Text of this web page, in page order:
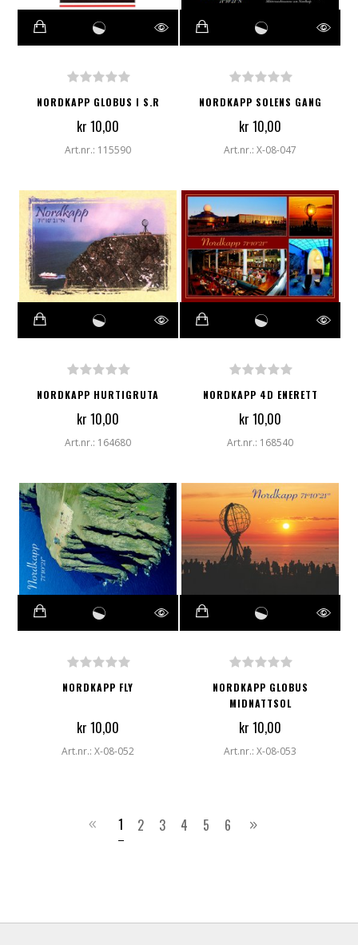
NORDKAPP GLOBUS I S.R
kr 10,00
Art.nr.: 115590
NORDKAPP SOLENS GANG
kr 10,00
Art.nr.: X-08-047
NORDKAPP HURTIGRUTA
kr 10,00
Art.nr.: 164680
NORDKAPP 4D ENERETT
kr 10,00
Art.nr.: 168540
NORDKAPP FLY
kr 10,00
Art.nr.: X-08-052
NORDKAPP GLOBUS
MIDNATTSOL
kr 10,00
Art.nr.: X-08-053
1 2 3 4 5 6